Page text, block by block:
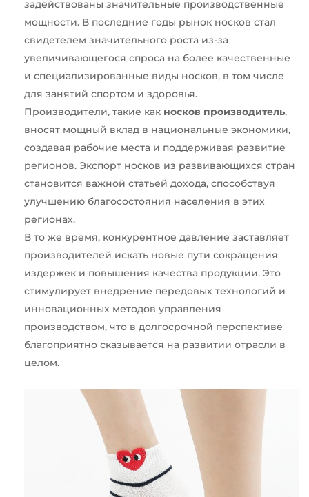
задействованы значительные производственные
мощности. В последние годы рынок носков стал
свидетелем значительного роста из-за
увеличивающегося спроса на более качественные
и специализированные виды носков, в том числе
для занятий спортом и здоровья.
Производители, такие как носков производитель,
вносят мощный вклад в национальные экономики,
создавая рабочие места и поддерживая развитие
регионов. Экспорт носков из развивающихся стран
становится важной статьей дохода, способствуя
улучшению благосостояния населения в этих
регионах.
В то же время, конкурентное давление заставляет
производителей искать новые пути сокращения
издержек и повышения качества продукции. Это
стимулирует внедрение передовых технологий и
инновационных методов управления
производством, что в долгосрочной перспективе
благоприятно сказывается на развитии отрасли в
целом.